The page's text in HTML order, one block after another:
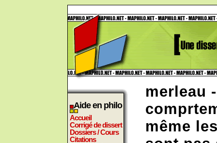
Aide en philo
Accueil
Corrigé de dissert
Dossiers / Cours
Citations
merleau
même